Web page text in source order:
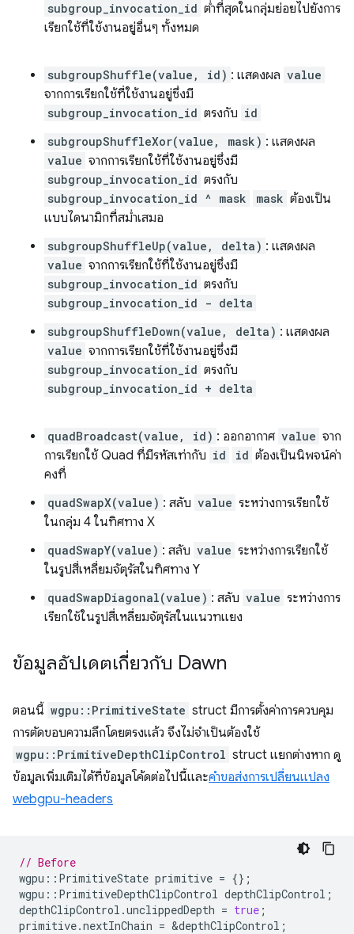
subgroup_invocation_id ต่ำที่สุดในกลุ่มย่อยไปยังการ
เรียกใช้ที่ใช้งานอยู่อื่นๆ ทั้งหมด
subgroupShuffle(value, id) : แสดงผล value
จากการเรียกใช้ที่ใช้งานอยู่ซึ่งมี
subgroup_invocation_id ตรงกับ id
subgroupShuffleXor(value, mask) : แสดงผล
value จากการเรียกใช้ที่ใช้งานอยู่ซึ่งมี
subgroup_invocation_id ตรงกับ
subgroup_invocation_id ^ mask mask ต้องเป็น
แบบไดนามิกที่สม่ำเสมอ
subgroupShuffleUp(value, delta) : แสดงผล
value จากการเรียกใช้ที่ใช้งานอยู่ซึ่งมี
subgroup_invocation_id ตรงกับ
subgroup_invocation_id - delta
subgroupShuffleDown(value, delta) : แสดงผล
value จากการเรียกใช้ที่ใช้งานอยู่ซึ่งมี
subgroup_invocation_id ตรงกับ
subgroup_invocation_id + delta
quadBroadcast(value, id) : ออกอากาศ value จาก
การเรียกใช้ Quad ที่มีรหัสเท่ากับ id id ต้องเป็นนิพจน์ค่า
คงที่
quadSwapX(value) : สลับ value ระหว่างการเรียกใช้
ในกลุ่ม 4 ในทิศทาง X
quadSwapY(value) : สลับ value ระหว่างการเรียกใช้
ในรูปสี่เหลี่ยมจัตุรัสในทิศทาง Y
quadSwapDiagonal(value) : สลับ value ระหว่างการ
เรียกใช้ในรูปสี่เหลี่ยมจัตุรัสในแนวทแยง
ข้อมูลอัปเดตเกี่ยวกับ Dawn
ตอนนี้ wgpu::PrimitiveState struct มีการตั้งค่าการควบคุม
การตัดขอบความลึกโดยตรงแล้ว จึงไม่จำเป็นต้องใช้
wgpu::PrimitiveDepthClipControl struct แยกต่างหาก ดู
ข้อมูลเพิ่มเติมได้ที่ข้อมูลโค้ดต่อไปนี้และคำขอส่งการเปลี่ยนแปลง
webgpu-headers
// Before
wgpu :: PrimitiveState primitive = {};
wgpu :: PrimitiveDepthClipControl depthClipControl ;
depthClipControl .unclippedDepth = true ;
primitive.nextInChain = &depthClipControl ;